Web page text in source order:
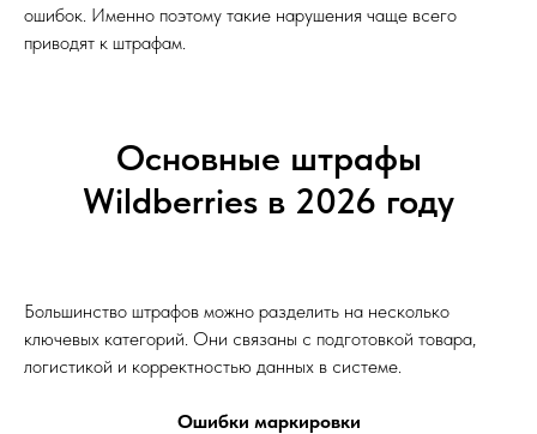
ошибок. Именно поэтому такие нарушения чаще всего
приводят к штрафам.
Основные штрафы
Wildberries в 2026 году
Большинство штрафов можно разделить на несколько
ключевых категорий. Они связаны с подготовкой товара,
логистикой и корректностью данных в системе.
Ошибки маркировки